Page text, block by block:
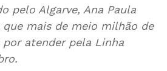
pelo Algarve, Ana Paula
que mais de meio milhão de
atender pela Linha